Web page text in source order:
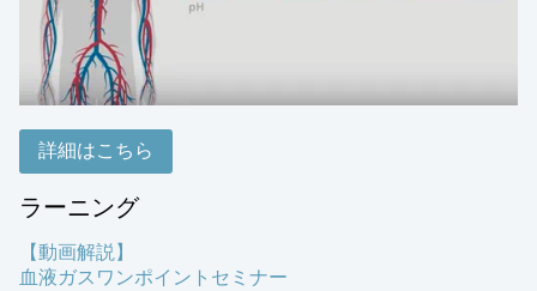
詳細はこちら
ラーニング
【動画解説】
血液ガスワンポイントセミナー